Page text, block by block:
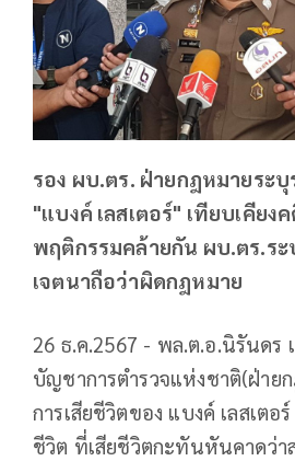
รอง ผบ.ตร. ฝ่ายกฎหมายระ
"แบงค์ เลสเตอร์" เทียบเคียง
พฤติกรรมคล้ายกัน ผบ.ตร.ระ
เจตนาถือว่าผิดกฎหมาย
26 ธ.ค.2567 - พล.ต.อ.นิรันดร
บัญชาการตำรวจแห่งชาติ(ฝ่าย
การเสียชีวิตของ แบงค์ เลสเต
ชีวิต ที่เสียชีวิตกะทันหันคาดว่า